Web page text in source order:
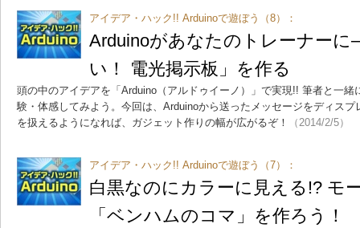
アイデア・ハック!! Arduinoで遊ぼう（8）：
Arduinoがあなたのトレーナー
い！ 電光掲示板」を作る
頭の中のアイデアを「Arduino（アルドゥイーノ）」で実現!! 筆者と一緒
験・体感してみよう。今回は、Arduinoから送ったメッセージをディス
を扱えるようになれば、ガジェット作りの幅が広がるぞ！
（2014/2/5）
アイデア・ハック!! Arduinoで遊ぼう（7）：
白黒なのにカラーに見える!? モ
「ベンハムのコマ」を作ろう！